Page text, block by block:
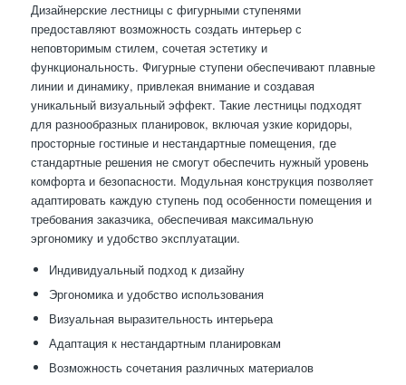
Дизайнерские лестницы с фигурными ступенями
предоставляют возможность создать интерьер с
неповторимым стилем, сочетая эстетику и
функциональность. Фигурные ступени обеспечивают плавные
линии и динамику, привлекая внимание и создавая
уникальный визуальный эффект. Такие лестницы подходят
для разнообразных планировок, включая узкие коридоры,
просторные гостиные и нестандартные помещения, где
стандартные решения не смогут обеспечить нужный уровень
комфорта и безопасности. Модульная конструкция позволяет
адаптировать каждую ступень под особенности помещения и
требования заказчика, обеспечивая максимальную
эргономику и удобство эксплуатации.
Индивидуальный подход к дизайну
Эргономика и удобство использования
Визуальная выразительность интерьера
Адаптация к нестандартным планировкам
Возможность сочетания различных материалов